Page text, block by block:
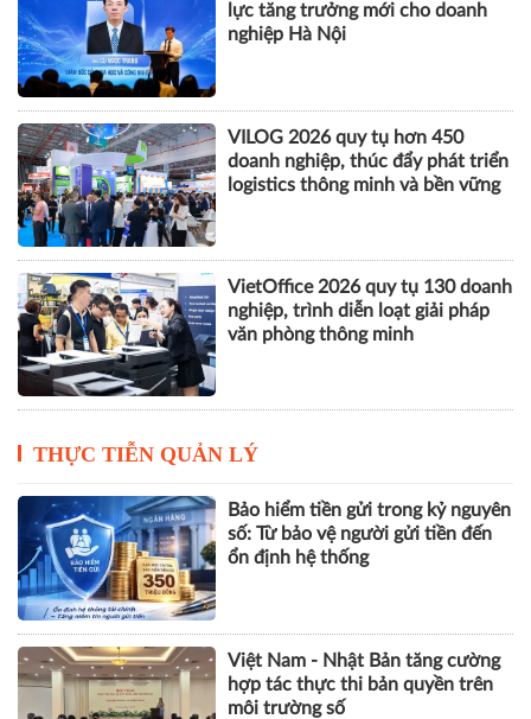
lực tăng trưởng mới cho doanh
nghiệp Hà Nội
VILOG 2026 quy tụ hơn 450
doanh nghiệp, thúc đẩy phát triển
logistics thông minh và bền vững
VietOffice 2026 quy tụ 130 doanh
nghiệp, trình diễn loạt giải pháp
văn phòng thông minh
THỰC TIỄN QUẢN LÝ
Bảo hiểm tiền gửi trong kỷ nguyên
số: Từ bảo vệ người gửi tiền đến
ổn định hệ thống
Việt Nam - Nhật Bản tăng cường
hợp tác thực thi bản quyền trên
môi trường số